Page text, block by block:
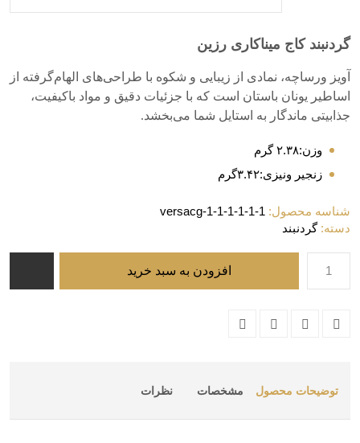
گردنبند کاج میناکاری رزین
آویز ورساچه، نمادی از زیبایی و شکوه با طراحی‌های الهام‌گرفته از
اساطیر یونان باستان است که با جزئیات دقیق و مواد باکیفیت،
جذابیتی ماندگار به استایل شما می‌بخشد.
وزن:۲.۳۸ گرم
زنجیر ونیزی:۳.۴۲گرم
شناسه محصول: versacg-1-1-1-1-1-1
دسته:گردنبند
میناکاری
عدد
افزودن به سبد خرید
توضیحات محصول مشخصات نظرات